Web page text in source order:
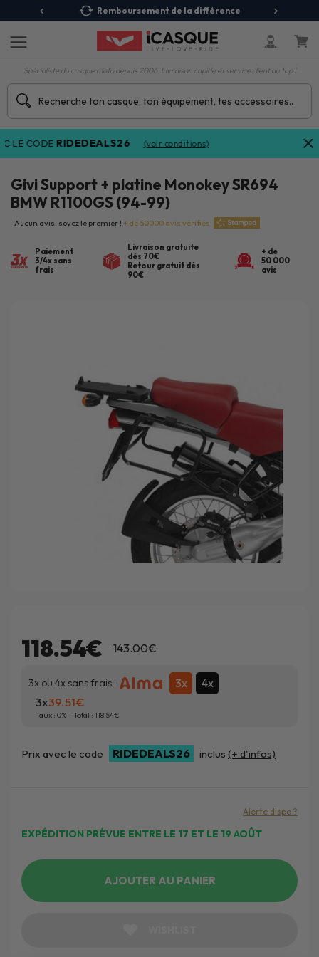
Remboursement de la différence
Spécialiste du casque moto depuis 2006. Livraison rapide et service client au top !
CODERIDEDEALS26 (voir conditions)
Givi Support + platine Monokey SR694
BMW R1100GS (94-99)
Aucun avis, soyez le premier ! + de 50000 avis vérifiés
Paiement
3/4x sans
frais
Livraison gratuite
dès 70€
Retour gratuit dès
90€
+ de
50 000
avis
118.54€ 143.00€
3x ou 4x sans frais : 3x 4x
3x39.51
Taux : 0% - Total : 118.54
Prix avec le code RIDEDEALS26 inclus (+ d'infos)
EXPÉDITION PRÉVUE ENTRE LE 17 ET LE 19 AOÛT
Alerte dispo ?
AJOUTER AU PANIER